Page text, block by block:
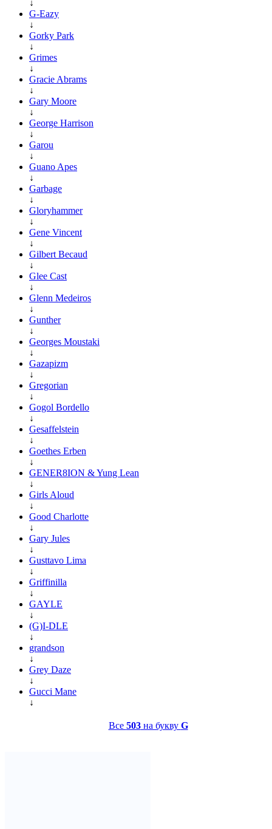
↓
G-Eazy
↓
Gorky Park
↓
Grimes
↓
Gracie Abrams
↓
Gary Moore
↓
George Harrison
↓
Garou
↓
Guano Apes
↓
Garbage
↓
Gloryhammer
↓
Gene Vincent
↓
Gilbert Becaud
↓
Glee Cast
↓
Glenn Medeiros
↓
Gunther
↓
Georges Moustaki
↓
Gazapizm
↓
Gregorian
↓
Gogol Bordello
↓
Gesaffelstein
↓
Goethes Erben
↓
GENER8ION & Yung Lean
↓
Girls Aloud
↓
Good Charlotte
↓
Gary Jules
↓
Gusttavo Lima
↓
Griffinilla
↓
GAYLE
↓
(G)I-DLE
↓
grandson
↓
Grey Daze
↓
Gucci Mane
↓
Все 503на букву G